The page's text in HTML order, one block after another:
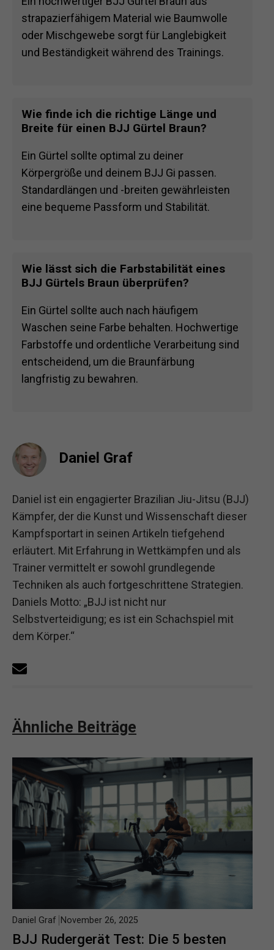
strapazierfähigem Material wie Baumwolle
oder Mischgewebe sorgt für Langlebigkeit
und Beständigkeit während des Trainings.
Wie finde ich die richtige Länge und
Breite für einen BJJ Gürtel Braun?
Ein Gürtel sollte optimal zu deiner
Körpergröße und deinem BJJ Gi passen.
Standardlängen und -breiten gewährleisten
eine bequeme Passform und Stabilität.
Wie lässt sich die Farbstabilität eines
BJJ Gürtels Braun überprüfen?
Ein Gürtel sollte auch nach häufigem
Waschen seine Farbe behalten. Hochwertige
Farbstoffe und ordentliche Verarbeitung sind
entscheidend, um die Braunfärbung
langfristig zu bewahren.
Daniel Graf
Daniel ist ein engagierter Brazilian Jiu-Jitsu (BJJ)
Kämpfer, der die Kunst und Wissenschaft dieser
Kampfsportart in seinen Artikeln tiefgehend
erläutert. Mit Erfahrung in Wettkämpfen und als
Trainer vermittelt er sowohl grundlegende
Techniken als auch fortgeschrittene Strategien.
Daniels Motto: „BJJ ist nicht nur
Selbstverteidigung; es ist ein Schachspiel mit
dem Körper.“
Ähnliche Beiträge
BJJ Rudergerät Test: Die 5 besten
Daniel Graf November 26, 2025